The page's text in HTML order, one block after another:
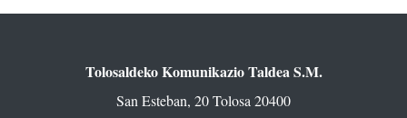
Tolosaldeko Komunikazio Taldea S.M.
San Esteban, 20 Tolosa 20400